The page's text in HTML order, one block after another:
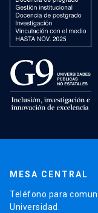
MESA CENTRAL
Teléfono para
Universidad.